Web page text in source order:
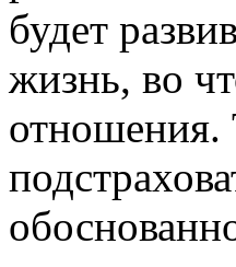
будет
жизнь, во
отношения.